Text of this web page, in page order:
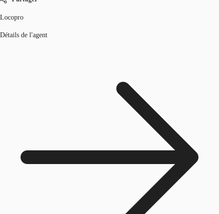
Locopro
Détails de l'agent